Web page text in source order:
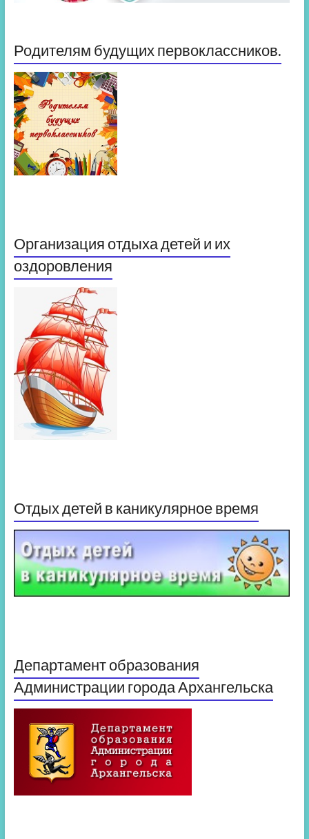
Родителям будущих первоклассников.
Организация отдыха детей и их
оздоровления
Отдых детей в каникулярное время
Департамент образования
Администрации города Архангельска